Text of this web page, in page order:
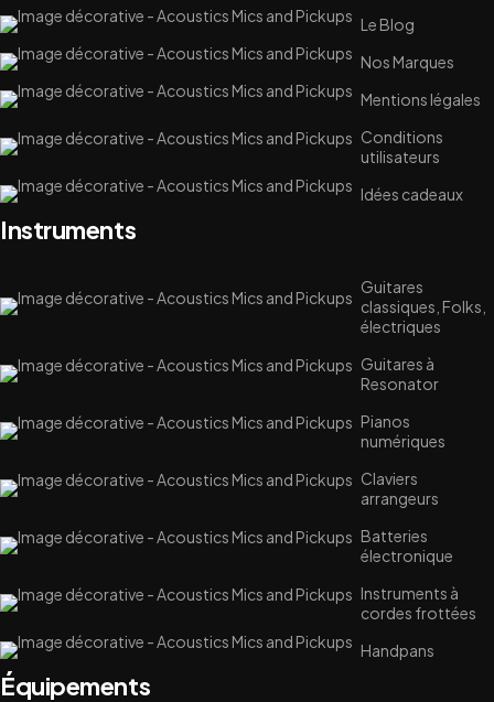
Le Blog
Nos Marques
Mentions légales
Conditions
utilisateurs
Idées cadeaux
Instruments
Guitares
classiques, Folks,
électriques
Guitares à
Resonator
Pianos
numériques
Claviers
arrangeurs
Batteries
électronique
Instruments à
cordes frottées
Handpans
Équipements